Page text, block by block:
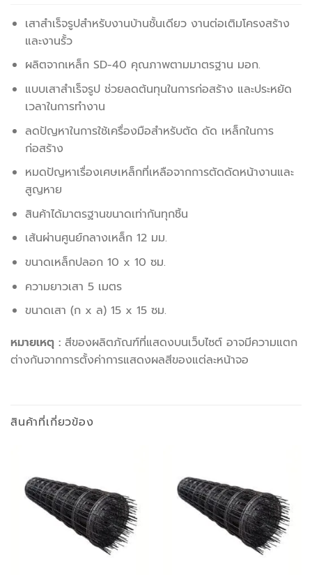
เสาสำเร็จรูปสำหรับงานบ้านชั้นเดียว งานต่อเติมโครงสร้าง
และงานรั้ว
ผลิตจากเหล็ก SD-40 คุณภาพตามมาตรฐาน มอก.
แบบเสาสำเร็จรูป ช่วยลดต้นทุนในการก่อสร้าง และประหยัด
เวลาในการทำงาน
ลดปัญหาในการใช้เครื่องมือสำหรับตัด ดัด เหล็กในการ
ก่อสร้าง
หมดปัญหาเรื่องเศษเหล็กที่เหลือจากการตัดดัดหน้างานและ
สูญหาย
สินค้าได้มาตรฐานขนาดเท่ากันทุกชิ้น
เส้นผ่านศูนย์กลางเหล็ก 12 มม.
ขนาดเหล็กปลอก 10 x 10 ซม.
ความยาวเสา 5 เมตร
ขนาดเสา (ก x ล) 15 x 15 ซม.
หมายเหตุ : สีของผลิตภัณฑ์ที่แสดงบนเว็บไซต์ อาจมีความแตก
ต่างกันจากการตั้งค่าการแสดงผลสีของแต่ละหน้าจอ
สินค้าที่เกี่ยวข้อง